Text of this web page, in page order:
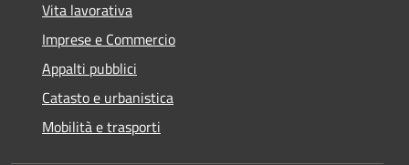
Vita lavorativa
Imprese e Commercio
Appalti pubblici
Catasto e urbanistica
Mobilità e trasporti